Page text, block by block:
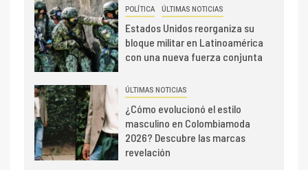
POLÍTICA ÚLTIMAS NOTICIAS
Estados Unidos reorganiza su
bloque militar en Latinoamérica
con una nueva fuerza conjunta
ÚLTIMAS NOTICIAS
¿Cómo evolucionó el estilo
masculino en Colombiamoda
2026? Descubre las marcas
revelación